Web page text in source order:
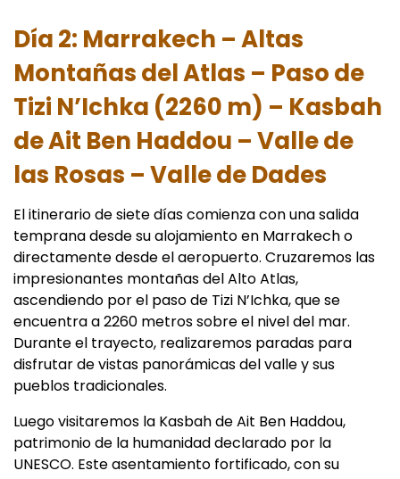
Día 2: Marrakech – Altas
Montañas del Atlas – Paso de
Tizi N’Ichka (2260 m) – Kasbah
de Ait Ben Haddou – Valle de
las Rosas – Valle de Dades
El itinerario de siete días comienza con una salida
temprana desde su alojamiento en Marrakech o
directamente desde el aeropuerto. Cruzaremos las
impresionantes montañas del Alto Atlas,
ascendiendo por el paso de Tizi N’Ichka, que se
encuentra a 2260 metros sobre el nivel del mar.
Durante el trayecto, realizaremos paradas para
disfrutar de vistas panorámicas del valle y sus
pueblos tradicionales.
Luego visitaremos la Kasbah de Ait Ben Haddou,
patrimonio de la humanidad declarado por la
UNESCO. Este asentamiento fortificado, con su